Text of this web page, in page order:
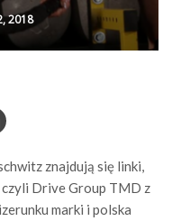
2018
znajdują się linki,
Drive Group TMD z
marki i polska